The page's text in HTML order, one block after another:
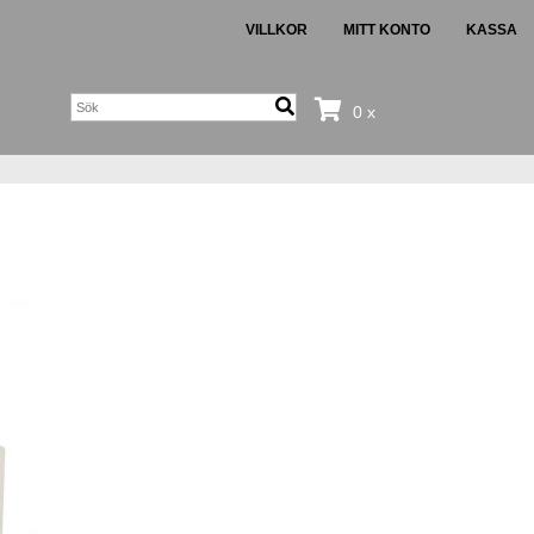
VILLKOR MITT KONTO KASSA
0 x